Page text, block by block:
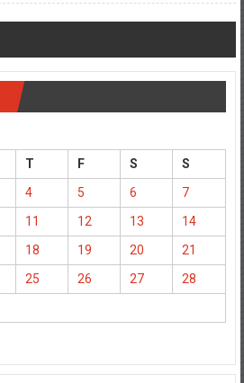
T F S
S
4 5 6
7
11 12 13
14
18 19 20
21
25 26 27
28